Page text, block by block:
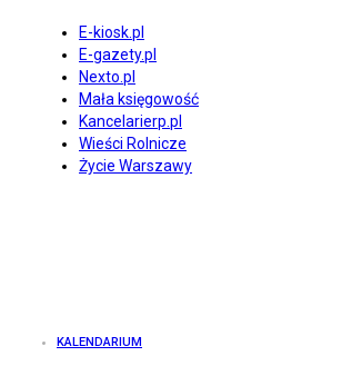
E-kiosk.pl
E-gazety.pl
Nexto.pl
Mała księgowość
Kancelarierp.pl
Wieści Rolnicze
Życie Warszawy
KALENDARIUM